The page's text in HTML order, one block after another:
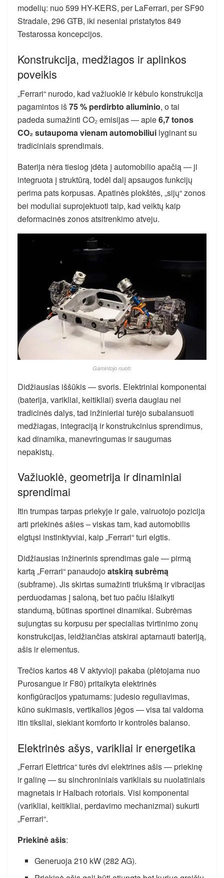
modelių: nuo 599 HY-KERS, per LaFerrari, per SF90
Stradale, 296 GTB, iki neseniai pristatytos 849
Testarossa koncepcijos.
Konstrukcija, medžiagos ir aplinkos
poveikis
„Ferrari“ nurodo, kad važiuoklė ir kėbulo konstrukcija
pagamintos iš75 % perdirbto aliuminio, o tai
padeda sumažinti CO₂ emisijas — apie6,7 tonos
CO₂ sutaupoma vienam automobiliui lyginant su
tradiciniais sprendimais.
Baterija nėra tiesiog įdėta į automobilio apačią — ji
integruota į struktūrą, todėl dalį apsaugos funkcijų
perima pats korpusas. Apatinės plokštės, „sijų“ zonos
bei moduliai suprojektuoti taip, kad veiktų kaip
deformacinės zonos atsitrenkimo atveju.
Gamintojo nuotr.
Didžiausias iššūkis — svoris. Elektriniai komponentai
(baterija, varikliai, keitikliai) sveria daugiau nei
tradicinės dalys, tad inžinieriai turėjo subalansuoti
medžiagas, integraciją ir konstrukcinius sprendimus,
kad dinamika, manevringumas ir saugumas
nepakistų.
Važiuoklė, geometrija ir dinaminiai
sprendimai
Itin trumpas tarpas priekyje ir gale, vairuotojo pozicija
arti priekinės ašies – viskas tam, kad automobilis
elgtųsi instinktyviai, kaip „Ferrari“ turi elgtis.
Didžiausias inžinerinis sprendimas gale — pirmą
kartą „Ferrari“ panaudojoatskirą subrėmą
(subframe). Jis skirtas sumažinti triukšmą ir vibracijas
perduodamas į saloną, bet tuo pačiu išlaikyti
standumą, būtinas sportinei dinamikai. Subrėmas
sujungtas su korpusu per specialias tvirtinimo zonų
konstrukcijas, leidžiančias atskirai aptarnauti bateriją,
ašis ir elementus.
Trečios kartos 48 V aktyvioji pakaba (plėtojama nuo
Purosangue ir F80) pritaikyta elektrinės
konfigūracijos ypatumams: judesio reguliavimas,
kūno sukimasis, vertikalios jėgos — visa tai valdoma
itin tiksliai, siekiant komforto ir kontrolės balanso.
Elektrinės ašys, varikliai ir energetika
„Ferrari Elettrica“ turės dvi elektrines ašis — priekinę
ir galinę — su sinchroniniais varikliais su nuolatiniais
magnetais ir Halbach rotoriais. Visi komponentai
(varikliai, keitikliai, perdavimo mechanizmai) sukurti
„Ferrari“.
Priekinė ašis:
Generuoja 210 kW (282 AG).